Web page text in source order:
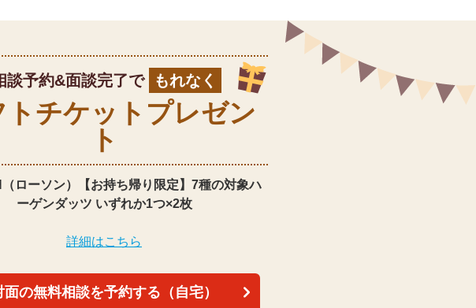
談予約&面談完了で もれなく
トチケット プレゼン
ト
ローソン）【お持ち帰り限定】 7種の対象ハ
ーゲンダッツ いずれか1つ×2枚
詳細はこちら
面の無料相談を予約する（自宅）